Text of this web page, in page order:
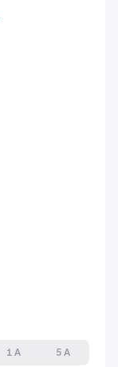
1 A
5 A